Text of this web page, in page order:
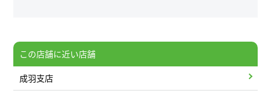
この店舗に近い店舗
成羽支店